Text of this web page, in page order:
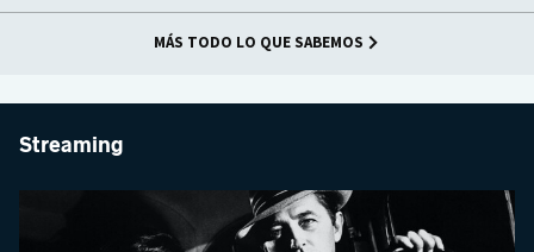
MÁS TODO LO QUE SABEMOS
Streaming